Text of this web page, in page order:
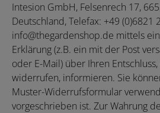
Intesion GmbH, Felsenrech 17,
Deutschland, Telefax: +49 (0)6821
info@thegardenshop.de mittels
Erklärung (z.B. ein mit der Post
oder E-Mail) über Ihren
widerrufen, informieren. Sie
Muster-Widerrufsformular
vorgeschrieben ist. Zur Wahrung